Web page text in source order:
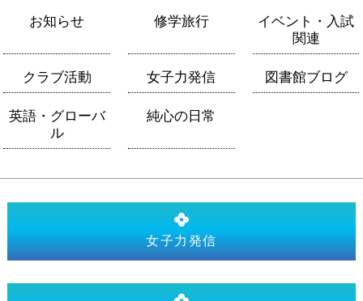
お知らせ 修学旅行
イベント・入試
関連
クラブ活動 女子力発信 図書館ブログ
英語・グローバ
ル
純心の日常
女子力発信